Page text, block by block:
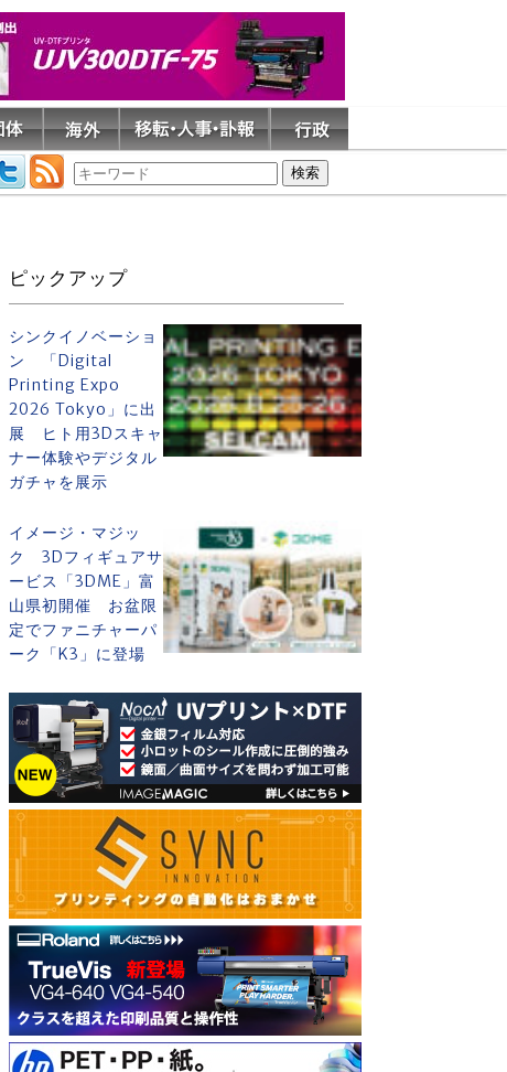
ピックアップ
シンクイノベーショ
ン 「Digital
Printing Expo
2026 Tokyo」に出
展 ヒト用3Dスキャ
ナー体験やデジタル
ガチャを展示
イメージ・マジッ
ク 3Dフィギュアサ
ービス「3DME」富
山県初開催 お盆限
定でファニチャーパ
ーク「K3」に登場